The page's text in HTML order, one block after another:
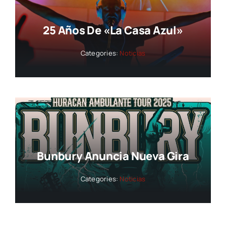
25 Años De «La Casa Azul»
Categories: Noticias
Bunbury Anuncia Nueva Gira
Categories: Noticias